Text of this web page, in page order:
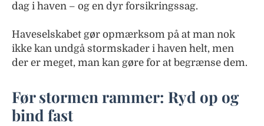
dag i haven – og en dyr forsikringssag.
Haveselskabet gør opmærksom på at man nok
ikke kan undgå stormskader i haven helt, men
der er meget, man kan gøre for at begrænse dem.
Før stormen rammer: Ryd op og
bind fast